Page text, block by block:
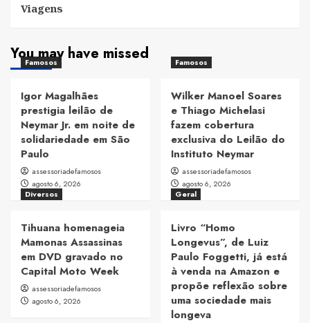
Viagens
You may have missed
Famosos
Igor Magalhães
prestigia leilão de
Neymar Jr. em noite de
solidariedade em São
Paulo
assessoriadefamosos
agosto 6, 2026
Famosos
Wilker Manoel Soares
e Thiago Michelasi
fazem cobertura
exclusiva do Leilão do
Instituto Neymar
assessoriadefamosos
agosto 6, 2026
Diversos
Tihuana homenageia
Mamonas Assassinas
em DVD gravado no
Capital Moto Week
assessoriadefamosos
agosto 6, 2026
Geral
Livro “Homo
Longevus”, de Luiz
Paulo Foggetti, já está
à venda na Amazon e
propõe reflexão sobre
uma sociedade mais
longeva